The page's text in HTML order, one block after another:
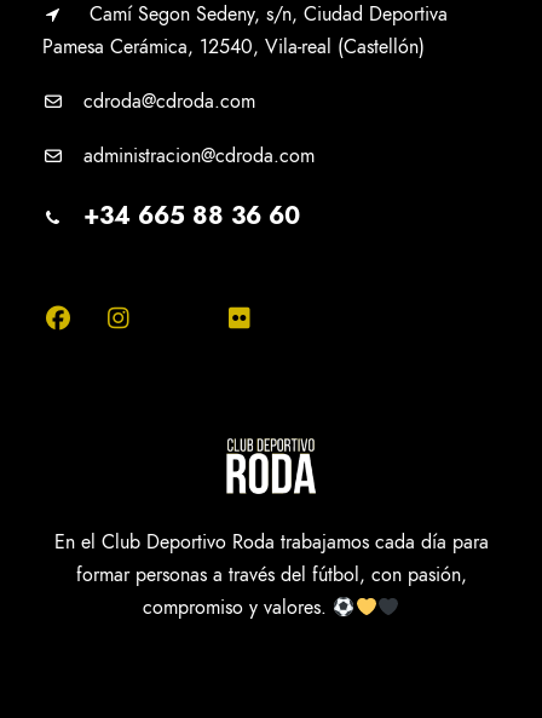
Camí Segon Sedeny, s/n, Ciudad Deportiva
Pamesa Cerámica, 12540, Vila-real (Castellón)
cdroda@cdroda.com
administracion@cdroda.com
+34 665 88 36 60
En el Club Deportivo Roda trabajamos cada día para
formar personas a través del fútbol, con pasión,
compromiso y valores.